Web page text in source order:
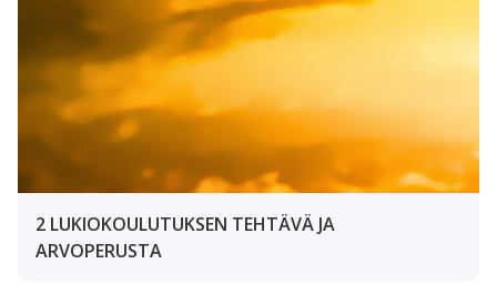
2 LUKIOKOULUTUKSEN TEHTÄVÄ JA
ARVOPERUSTA